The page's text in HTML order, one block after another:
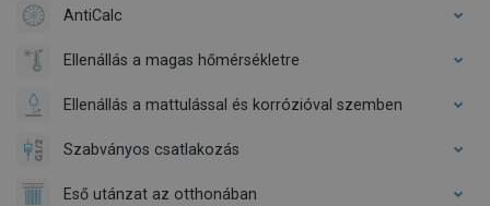
AntiCalc
Ellenállás a magas hőmérsékletre
Ellenállás a mattulással és korrózióval szemben
Szabványos csatlakozás
Eső utánzat az otthonában